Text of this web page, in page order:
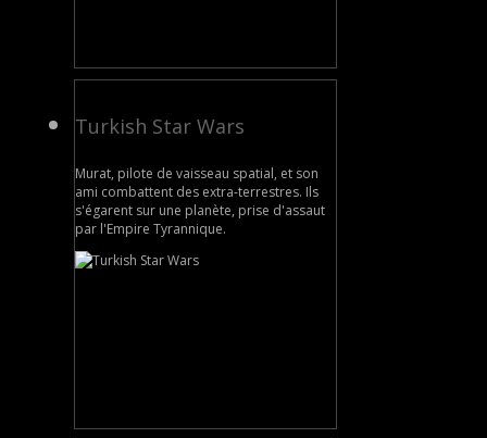
Turkish Star Wars
Murat, pilote de vaisseau spatial, et son
ami combattent des extra-terrestres. Ils
s'égarent sur une planète, prise d'assaut
par l'Empire Tyrannique.